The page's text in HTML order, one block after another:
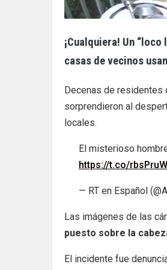
¡Cualquiera! Un
casas de vecinos
Decenas de residentes
sorprendieron al
locales.
El misterioso
https://t.co/
— RT en Español
Las imágenes de las
puesto sobre la
El incidente fue